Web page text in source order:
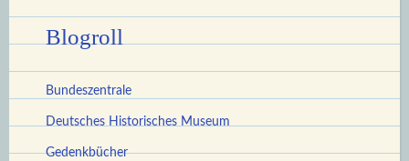
Blogroll
Bundeszentrale
Deutsches Historisches Museum
Gedenkbücher